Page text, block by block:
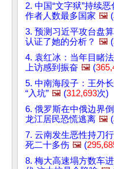
2. 中国“文字狱”持续
作者人数最多国家 🖼️ (
3. 预测习近平攻台盘
认证了她的分析？ 🖼️ (
4. 袁红冰：当年目睹
上访感到振奋 🖼️ (
5. 中南海段子：王外
“入坑” 🖼️ (312,693次)
6. 俄罗斯在中俄边界
龙江居民恐慌逃离 🖼️ (
7. 云南发生恶性持刀
死二十多伤 🖼️ (
8. 梅大高速塌方数车